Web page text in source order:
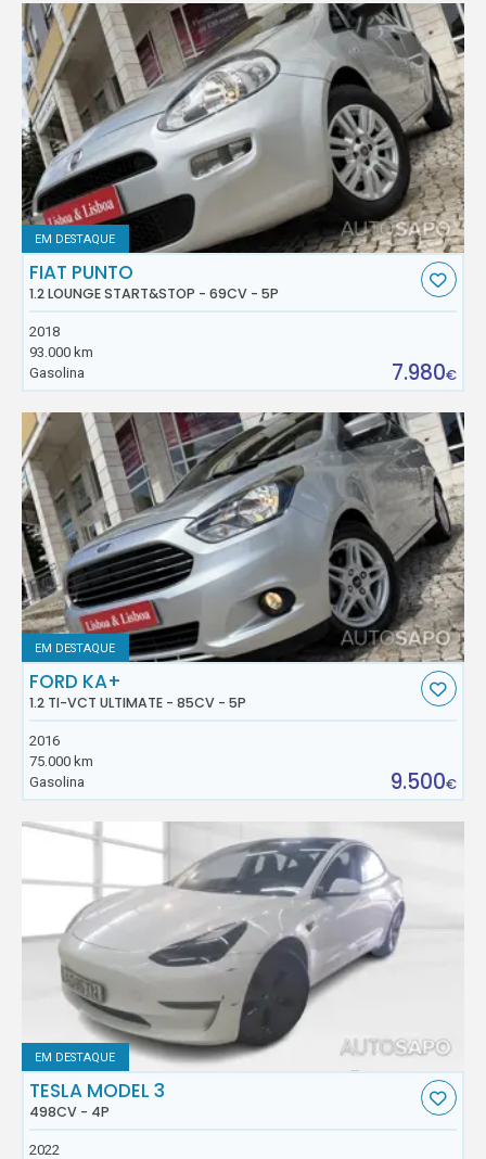
EM DESTAQUE
FIAT PUNTO
1.2 LOUNGE START&STOP - 69CV - 5P
2018
93.000 km
Gasolina
7.980€
EM DESTAQUE
FORD KA+
1.2 TI-VCT ULTIMATE - 85CV - 5P
2016
75.000 km
Gasolina
9.500€
EM DESTAQUE
TESLA MODEL 3
498CV - 4P
2022